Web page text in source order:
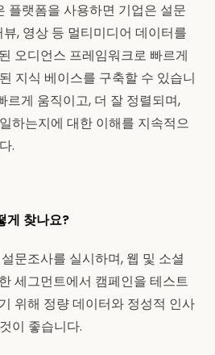
플랫폼을 사용하면 기업은 설문
, 영상 등 멀티미디어 데이터를
오디언스 프레임워크로 빠르게
지식 베이스를 구축할 수 있습니
르게 움직이고, 더 잘 정렬되며,
하는지에 대한 이해를 지속적으
.
게 찾나요?
문조사를 실시하며, 웹 및 소셜
세그먼트에서 캠페인을 테스트
위해 정량 데이터와 정성적 인사
이 좋습니다.